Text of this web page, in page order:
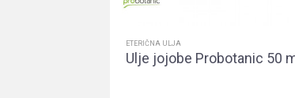
ETERIČNA ULJA
Ulje jojobe Probotanic 50